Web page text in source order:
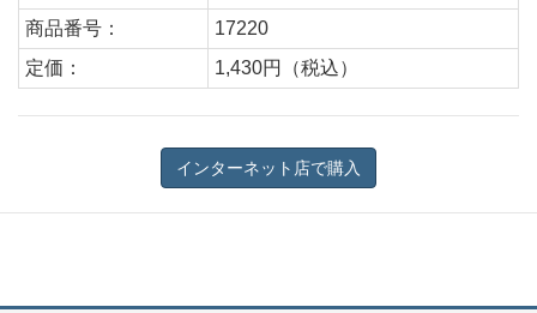
商品番号：
17220
定価：
1,430円（税込）